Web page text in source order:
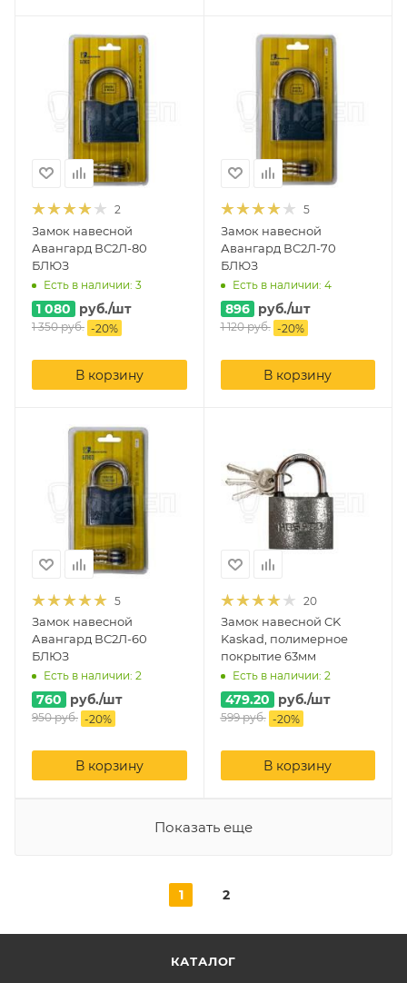
2
Замок навесной
Авангард ВС2Л-80
БЛЮЗ
Есть в наличии: 3
1 080 руб./шт
1 350руб. -20%
В корзину
5
Замок навесной
Авангард ВС2Л-70
БЛЮЗ
Есть в наличии: 4
896 руб./шт
1 120руб. -20%
В корзину
5
Замок навесной
Авангард ВС2Л-60
БЛЮЗ
Есть в наличии: 2
760 руб./шт
950руб. -20%
В корзину
20
Замок навесной CK
Kaskad, полимерное
покрытие 63мм
Есть в наличии: 2
479.20 руб./шт
599руб. -20%
В корзину
Показать еще
1 2
КАТАЛОГ